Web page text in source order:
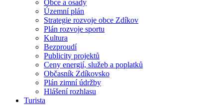
Obce a osady
Územní plán
Strategie rozvoje obce Zdíkov
Plán rozvoje sportu
Kultura
Bezproudí
Publicity projektů
Ceny energií, služeb a poplatků
Občasník Zdíkovsko
Plán zimní údržby
Hlášení rozhlasu
Turista